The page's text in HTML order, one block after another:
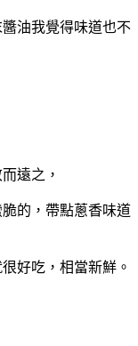
油我覺得味道也不
遠之，
的，帶點蔥香味道
好吃，相當新鮮。